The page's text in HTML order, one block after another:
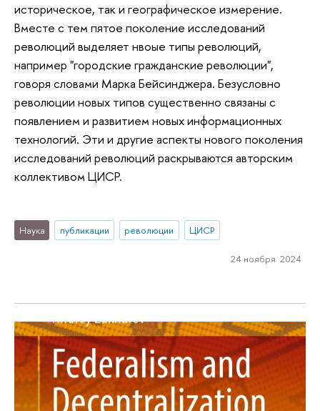
историческое, так и географическое измерение.
Вместе с тем пятое поколение исследований
революций выделяет нвоые типы революций,
например "городские гражданские революции",
говоря словами Марка Бейсинджера. Безусловно
революции новых типов существенно связаны с
появлением и развитием новых информационных
технологий. Эти и другие аспекты нового поколения
исследований революций раскрываются авторским
коллективом ЦИСР.
Наука публикации революции ЦИСР
24 ноября 2024